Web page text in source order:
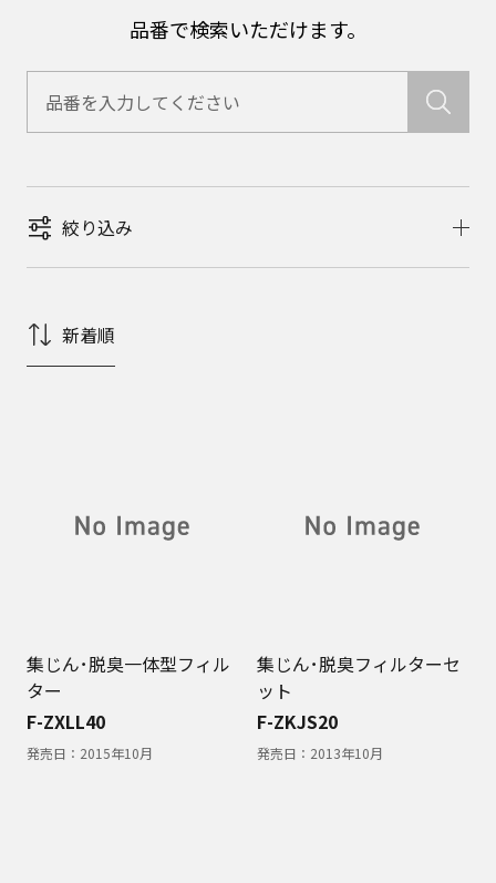
品番で検索いただけます。
絞り込み
新着順
集じん･脱臭一体型フィル
ター
F-ZXLL40
発売日： 2015年10月
集じん･脱臭フィルターセ
ット
F-ZKJS20
発売日： 2013年10月